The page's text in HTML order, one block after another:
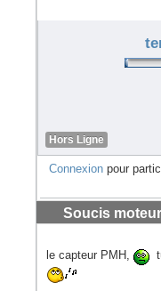
Hors Ligne
Connexion pour
Soucis
le capteur PMH,